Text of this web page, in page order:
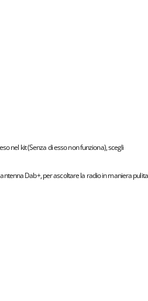
nel kit (Senza di esso non funziona), scegli
Dab+, per ascoltare la radio in maniera pulita